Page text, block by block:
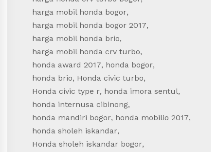
harga mobil honda bogor,
harga mobil honda bogor 2017,
harga mobil honda brio,
harga mobil honda crv turbo,
honda award 2017, honda bogor,
honda brio, Honda civic turbo,
Honda civic type r, honda imora sentul,
honda internusa cibinong,
honda mandiri bogor, honda mobilio 2017,
honda sholeh iskandar,
Honda sholeh iskandar bogor,